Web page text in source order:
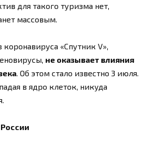
для такого туризма нет,
массовым.
«Спутник V»,
не оказывает влияния
. Об этом стало известно 3 июля.
в ядро клеток, никуда